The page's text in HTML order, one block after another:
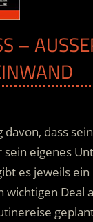
–
davon, dass
sein eigenes
es jeweils
Deal